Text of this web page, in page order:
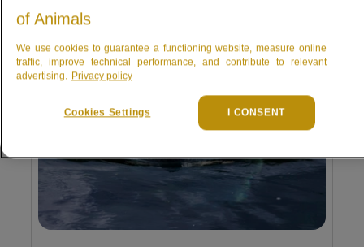
of Animals
We use cookies to guarantee a functioning website, measure online
traffic, improve technical performance, and contribute to relevant
advertising. Privacy policy
Cookies Settings I CONSENT